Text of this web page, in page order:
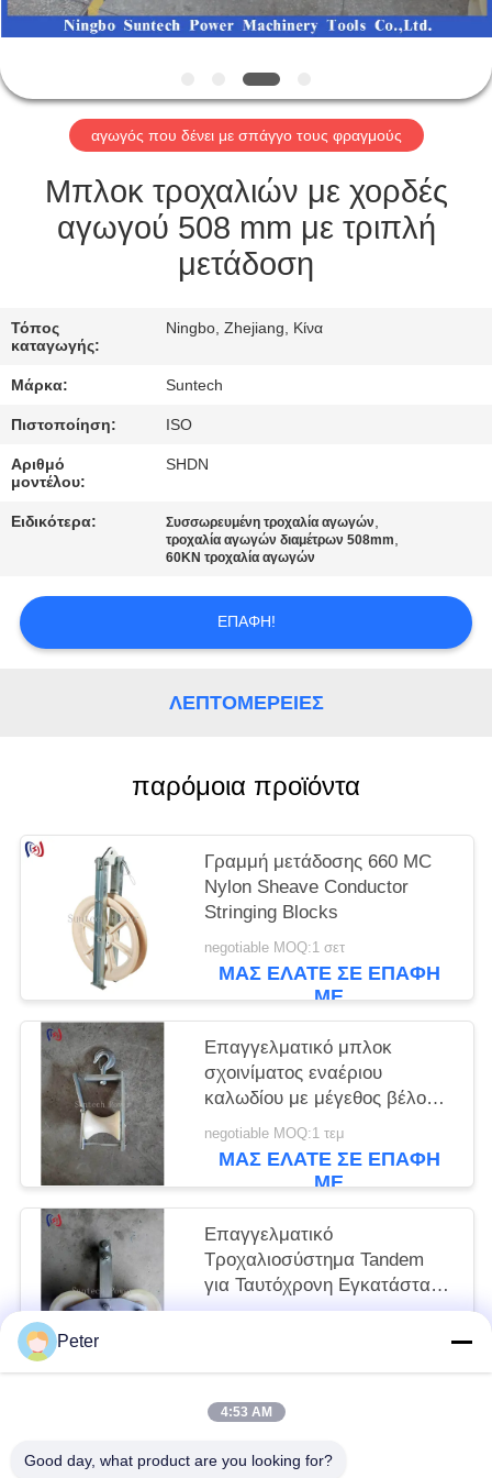
ΈΛΕΓΧΟΣ
ΠΟΙΌΤΗΤΑΣ
ΕΙΔΉΣΕΙΣ
ΖΗΤΉΣΤΕ
ΜΙΑ
ΠΡΟΣΦΟΡΆ
SITEMAP
ΠΟΛΙΤΙΚΉ
ΑΠΟΡΡΉΤΟΥ
αγωγός που δένει με σπάγγο τους φραγμούς
Μπλοκ τροχαλιών με χορδές
αγωγού 508 mm με τριπλή
μετάδοση
Τόπος
καταγωγής:
Ningbo, Zhejiang, Κίνα
Μάρκα: Suntech
Πιστοποίηση: ISO
Αριθμό
μοντέλου:
SHDN
Ειδικότερα: Συσσωρευμένη τροχαλία αγωγών,
τροχαλία αγωγών διαμέτρων 508mm,
60KN τροχαλία αγωγών
ΕΠΑΦΉ!
ΛΕΠΤΟΜΈΡΕΙΕΣ
παρόμοια προϊόντα
Γραμμή μετάδοσης 660 MC
Nylon Sheave Conductor
Stringing Blocks
negotiable MOQ:1 σετ
ΜΑΣ ΕΛΆΤΕ ΣΕ ΕΠΑΦΉ
ΜΕ
Επαγγελματικό μπλοκ
σχοινίματος εναέριου
καλωδίου με μέγεθος βέλους
120x130mm και ονομαστικό
φορτίο 5KN για εγκατάσταση
υπερυψωμένων γραμμών
negotiable MOQ:1 τεμ
ΜΑΣ ΕΛΆΤΕ ΣΕ ΕΠΑΦΉ
ΜΕ
Επαγγελματικό
Τροχαλιοσύστημα Tandem
για Ταυτόχρονη Εγκατάσταση
Πολλαπλών Αγωγών με
ΜΕ
Peter
4:53 AM
Good day, what product are you looking for?